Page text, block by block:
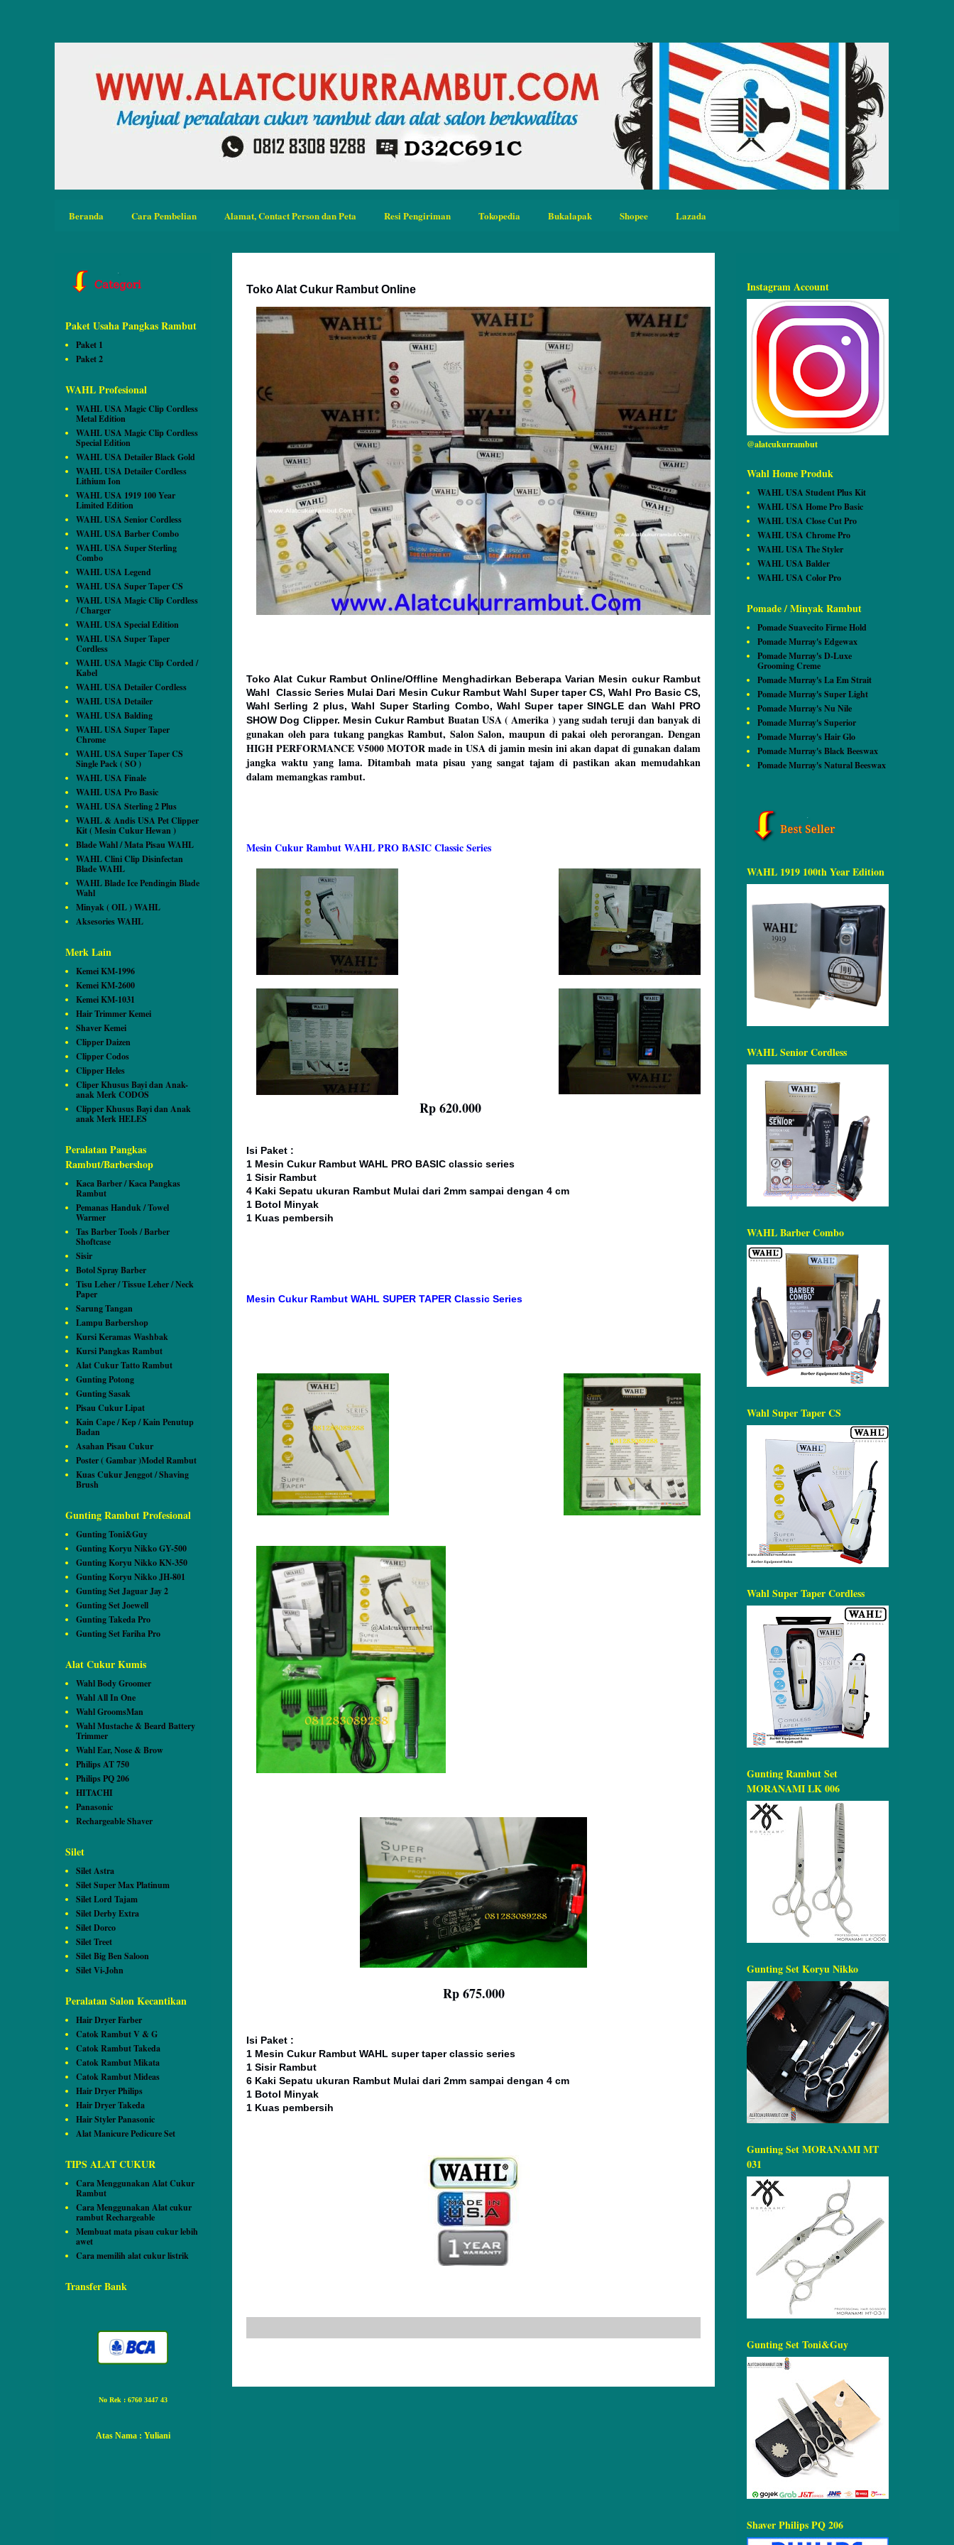
Beranda Cara Pembelian Alamat, Contact Person dan Peta Resi Pengiriman Tokopedia Bukalapak Shopee Lazada
Toko Alat Cukur Rambut Online
Toko Alat Cukur Rambut Online/Offline Menghadirkan Beberapa Varian Mesin cukur Rambut
Wahl Classic Series Mulai Dari Mesin Cukur Rambut Wahl Super taper CS, Wahl Pro Basic CS,
Wahl Serling 2 plus, Wahl Super Starling Combo, Wahl Super taper SINGLE dan Wahl PRO
SHOW Dog Clipper. Mesin Cukur Rambut Buatan USA ( Amerika ) yang sudah teruji dan banyak di
gunakan oleh para tukang pangkas Rambut, Salon Salon, maupun di pakai oleh perorangan. Dengan
HIGH PERFORMANCE V5000 MOTOR made in USA di jamin mesin ini akan dapat di gunakan dalam
jangka waktu yang lama. Ditambah mata pisau yang sangat tajam di pastikan akan memudahkan
dalam memangkas rambut.
Mesin Cukur Rambut WAHL PRO BASIC Classic Series
Rp 620.000
Isi Paket :
1 Mesin Cukur Rambut WAHL PRO BASIC classic series
1 Sisir Rambut
4 Kaki Sepatu ukuran Rambut Mulai dari 2mm sampai dengan 4 cm
1 Botol Minyak
1 Kuas pembersih
Mesin Cukur Rambut WAHL SUPER TAPER Classic Series
Rp 675.000
Isi Paket :
1 Mesin Cukur Rambut WAHL super taper classic series
1 Sisir Rambut
6 Kaki Sepatu ukuran Rambut Mulai dari 2mm sampai dengan 4 cm
1 Botol Minyak
1 Kuas pembersih
Paket Usaha Pangkas Rambut
Paket 1
Paket 2
WAHL Profesional
WAHL USA Magic Clip Cordless
Metal Edition
WAHL USA Magic Clip Cordless
Special Edition
WAHL USA Detailer Black Gold
WAHL USA Detailer Cordless
Lithium Ion
WAHL USA 1919 100 Year
Limited Edition
WAHL USA Senior Cordless
WAHL USA Barber Combo
WAHL USA Super Sterling
Combo
WAHL USA Legend
WAHL USA Super Taper CS
WAHL USA Magic Clip Cordless
/ Charger
WAHL USA Special Edition
WAHL USA Super Taper
Cordless
WAHL USA Magic Clip Corded /
Kabel
WAHL USA Detailer Cordless
WAHL USA Detailer
WAHL USA Balding
WAHL USA Super Taper
Chrome
WAHL USA Super Taper CS
Single Pack ( SO )
WAHL USA Finale
WAHL USA Pro Basic
WAHL USA Sterling 2 Plus
WAHL & Andis USA Pet Clipper
Kit ( Mesin Cukur Hewan )
Blade Wahl / Mata Pisau WAHL
WAHL Clini Clip Disinfectan
Blade WAHL
WAHL Blade Ice Pendingin Blade
Wahl
Minyak ( OIL ) WAHL
Aksesories WAHL
Merk Lain
Kemei KM-1996
Kemei KM-2600
Kemei KM-1031
Hair Trimmer Kemei
Shaver Kemei
Clipper Daizen
Clipper Codos
Clipper Heles
Cliper Khusus Bayi dan Anak-
anak Merk CODOS
Clipper Khusus Bayi dan Anak
anak Merk HELES
Peralatan Pangkas
Rambut/Barbershop
Kaca Barber / Kaca Pangkas
Rambut
Pemanas Handuk / Towel
Warmer
Tas Barber Tools / Barber
Shoftcase
Sisir
Botol Spray Barber
Tisu Leher / Tissue Leher / Neck
Paper
Sarung Tangan
Lampu Barbershop
Kursi Keramas Washbak
Kursi Pangkas Rambut
Alat Cukur Tatto Rambut
Gunting Potong
Gunting Sasak
Pisau Cukur Lipat
Kain Cape / Kep / Kain Penutup
Badan
Asahan Pisau Cukur
Poster ( Gambar )Model Rambut
Kuas Cukur Jenggot / Shaving
Brush
Gunting Rambut Profesional
Gunting Toni&Guy
Gunting Koryu Nikko GY-500
Gunting Koryu Nikko KN-350
Gunting Koryu Nikko JH-801
Gunting Set Jaguar Jay 2
Gunting Set Joewell
Gunting Takeda Pro
Gunting Set Fariha Pro
Alat Cukur Kumis
Wahl Body Groomer
Wahl All In One
Wahl GroomsMan
Wahl Mustache & Beard Battery
Trimmer
Wahl Ear, Nose & Brow
Philips AT 750
Philips PQ 206
HITACHI
Panasonic
Rechargeable Shaver
Silet
Silet Astra
Silet Super Max Platinum
Silet Lord Tajam
Silet Derby Extra
Silet Dorco
Silet Treet
Silet Big Ben Saloon
Silet Vi-John
Peralatan Salon Kecantikan
Hair Dryer Farber
Catok Rambut V & G
Catok Rambut Takeda
Catok Rambut Mikata
Catok Rambut Mideas
Hair Dryer Philips
Hair Dryer Takeda
Hair Styler Panasonic
Alat Manicure Pedicure Set
TIPS ALAT CUKUR
Cara Menggunakan Alat Cukur
Rambut
Cara Menggunakan Alat cukur
rambut Rechargeable
Membuat mata pisau cukur lebih
awet
Cara memilih alat cukur listrik
Transfer Bank
No Rek : 6760 3447 43
Atas Nama : Yuliani
Instagram Account
@alatcukurrambut
Wahl Home Produk
WAHL USA Student Plus Kit
WAHL USA Home Pro Basic
WAHL USA Close Cut Pro
WAHL USA Chrome Pro
WAHL USA The Styler
WAHL USA Balder
WAHL USA Color Pro
Pomade / Minyak Rambut
Pomade Suavecito Firme Hold
Pomade Murray's Edgewax
Pomade Murray's D-Luxe
Grooming Creme
Pomade Murray's La Em Strait
Pomade Murray's Super Light
Pomade Murray's Nu Nile
Pomade Murray's Superior
Pomade Murray's Hair Glo
Pomade Murray's Black Beeswax
Pomade Murray's Natural Beeswax
WAHL 1919 100th Year Edition
WAHL Senior Cordless
WAHL Barber Combo
Wahl Super Taper CS
Wahl Super Taper Cordless
Gunting Rambut Set
MORANAMI LK 006
Gunting Set Koryu Nikko
Gunting Set MORANAMI MT
031
Gunting Set Toni&Guy
Shaver Philips PQ 206